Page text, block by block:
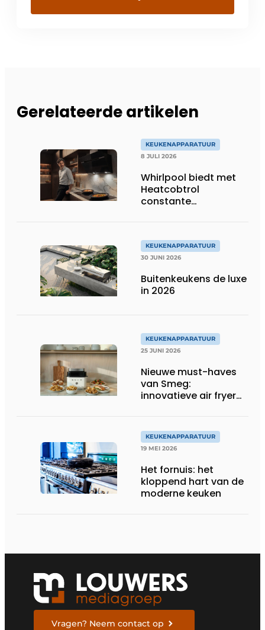
Gerelateerde artikelen
KEUKENAPPARATUUR
8 JULI 2026
Whirlpool biedt met
Heatcobtrol
constante
KEUKENAPPARATUUR
30 JUNI 2026
Buitenkeukens de luxe
in 2026
KEUKENAPPARATUUR
25 JUNI 2026
Nieuwe must-haves
van Smeg:
innovatieve air fryer
KEUKENAPPARATUUR
19 MEI 2026
Het fornuis: het
kloppend hart van de
moderne keuken
Vragen? Neem contact op